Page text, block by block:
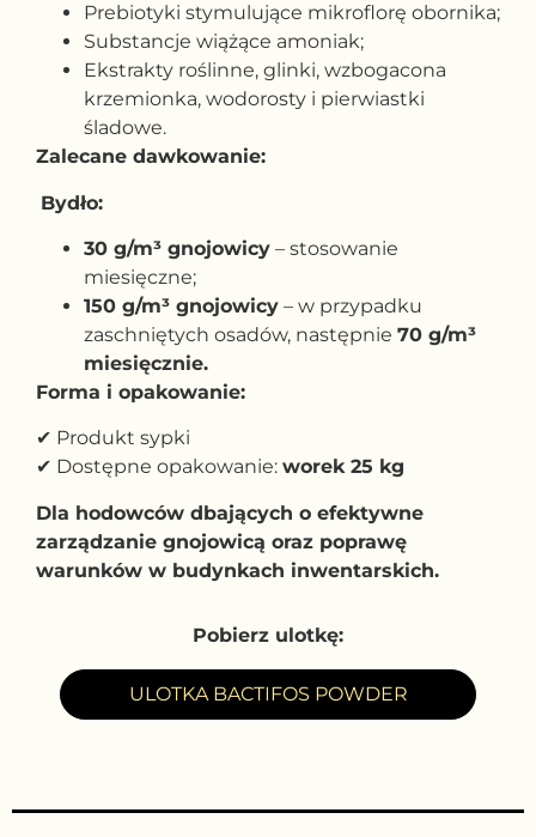
Prebiotyki stymulujące mikroflorę obornika;
Substancje wiążące amoniak;
Ekstrakty roślinne, glinki, wzbogacona
krzemionka, wodorosty i pierwiastki
śladowe.
Zalecane dawkowanie:
Bydło:
30 g/m³ gnojowicy – stosowanie
miesięczne;
150 g/m³ gnojowicy – w przypadku
zaschniętych osadów, następnie 70 g/m³
miesięcznie.
Forma i opakowanie:
✔ Produkt sypki
✔ Dostępne opakowanie: worek 25 kg
Dla hodowców dbających o efektywne
zarządzanie gnojowicą oraz poprawę
warunków w budynkach inwentarskich.
Pobierz ulotkę:
ULOTKA BACTIFOS POWDER